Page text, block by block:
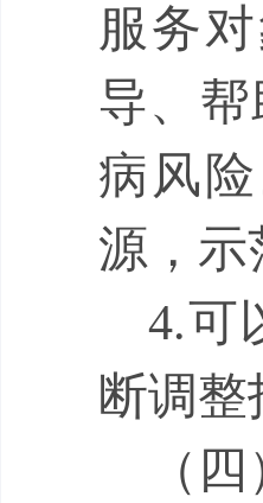
服务对
导、
病风险
源，示
4.可
断调整
（ 四